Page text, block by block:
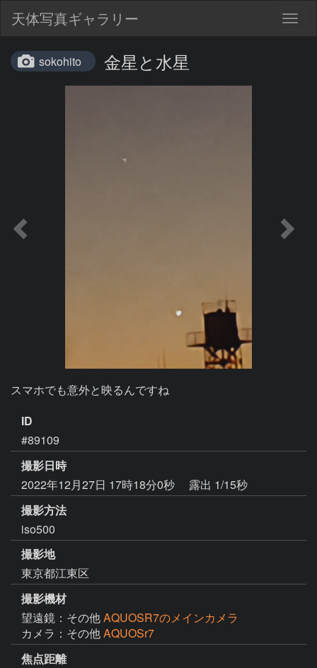
天体写真ギャラリー
sokohito 金星と水星
スマホでも意外と映るんですね
ID
#89109
撮影日時
2022年12月27日 17時18分0秒
露出 1/15秒
撮影方法
iso500
撮影地
東京都江東区
撮影機材
望遠鏡：その他AQUOSR7のメインカメラ
カメラ：その他AQUOSr7
焦点距離